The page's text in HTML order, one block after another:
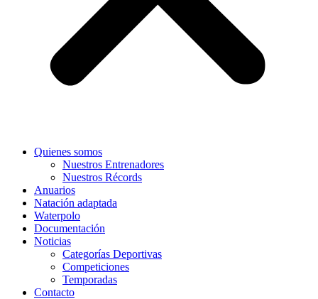
Quienes somos
Nuestros Entrenadores
Nuestros Récords
Anuarios
Natación adaptada
Waterpolo
Documentación
Noticias
Categorías Deportivas
Competiciones
Temporadas
Contacto